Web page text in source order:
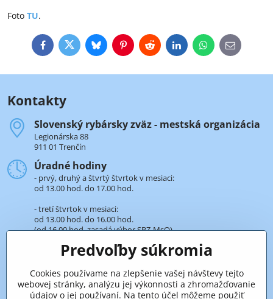
Foto TU.
FacebookTwitterBlueskyPinterestRedditLinkedInWhatsApp
E-
mail
Kontakty
Slovenský rybársky zväz - mestská organizácia
Legionárska 88
911 01 Trenčín
Úradné hodiny
- prvý, druhý a štvrtý štvrtok v mesiaci:
od 13.00 hod. do 17.00 hod.
- tretí štvrtok v mesiaci:
od 13.00 hod. do 16.00 hod.
(od 16.00 hod. zasadá výbor SRZ-MsO).
+421 32 652 59 25
Pridaje sa k nám aj na sieťach
Predvoľby súkromia
Cookies používame na zlepšenie vašej návštevy tejto
webovej stránky, analýzu jej výkonnosti a zhromažďovanie
údajov o jej používaní. Na tento účel môžeme použiť